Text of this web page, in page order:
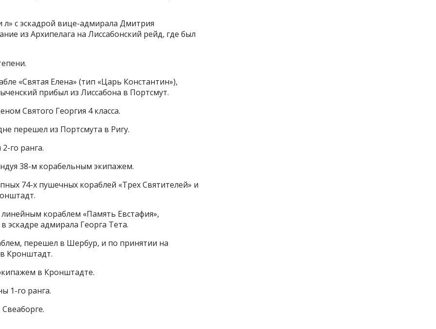
с эскадрой вице-адмирала Дмитрия
из Архипелага на Лиссабонский рейд, где был
«Святая Елена» (тип «Царь Константин»),
прибыл из Лиссабона в Портсмут.
Святого Георгия 4 класса.
перешел из Портсмута в Ригу.
го ранга.
38-м корабельным экипажем.
74-х пушечных кораблей «Трех Святителей» и
кораблем «Память Евстафия»,
эскадре адмирала Георга Тета.
перешел в Шербур, и по принятии на
Кронштадт.
в Кронштадте.
1-го ранга.